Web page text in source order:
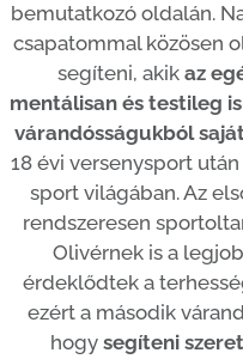
bemutatkozó oldalán.
csapatommal közösen
segíteni, akik az
mentálisan és testileg
várandósságukból
18 évi versenysport
sport világában. Az
rendszeresen
Olivérnek is a
érdeklődtek a
ezért a második
hogy segíteni